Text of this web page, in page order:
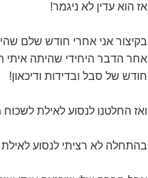
אז הוא עדין לא ניגמר!
בקיצור אני אחרי חודש שלם
אחר הדבר היחידי שהיתה
חודש של סבל ובדידות ודיכאון!
ואז החלטנו לנסוע לאילת
בהתחלה לא רציתי לנסוע